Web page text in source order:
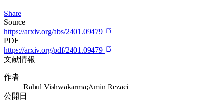
Share
Source
https://arxiv.org/abs/2401.09479
PDF
https://arxiv.org/pdf/2401.09479
文献情報
作者
Rahul Vishwakarma;Amin Rezaei
公開日